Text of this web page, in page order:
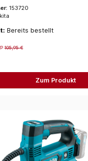
153720
Bereits bestellt
105,95 €
Zum Produkt